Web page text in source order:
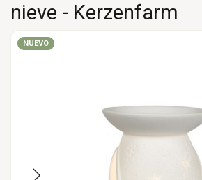
nieve - Kerzenfarm
NUEVO